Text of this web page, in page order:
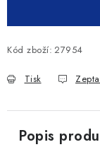
Kód zboží: 27954
Tisk
Popis